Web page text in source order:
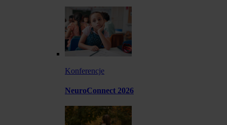
Konferencje
NeuroConnect 2026